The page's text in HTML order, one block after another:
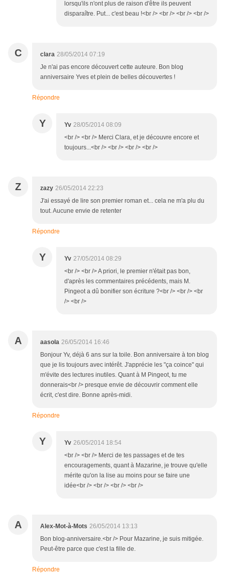
lorsqu'ils n'ont plus de raison d'être ils peuvent
disparaître. Put... c'est beau !<br /> <br /> <br /> <br />
C clara 28/05/2014 07:19
Je n'ai pas encore découvert cette auteure. Bon blog
anniversaire Yves et plein de belles découvertes !
Répondre
Y Yv 28/05/2014 08:09
<br /> <br /> Merci Clara, et je découvre encore et
toujours...<br /> <br /> <br /> <br />
Z zazy 26/05/2014 22:23
J'ai essayé de lire son premier roman et... cela ne m'a plu du
tout. Aucune envie de retenter
Répondre
Y Yv 27/05/2014 08:29
<br /> <br /> A priori, le premier n'était pas bon,
d'après les commentaires précédents, mais M.
Pingeot a dû bonifier son écriture ?<br /> <br /> <br
/> <br />
A aasola 26/05/2014 16:46
Bonjour Yv, déjà 6 ans sur la toile. Bon anniversaire à ton blog
que je lis toujours avec intérêt. J'apprécie les "ça coince" qui
m'évite des lectures inutiles. Quant à M Pingeot, tu me
donnerais<br /> presque envie de découvrir comment elle
écrit, c'est dire. Bonne après-midi.
Répondre
Y Yv 26/05/2014 18:54
<br /> <br /> Merci de tes passages et de tes
encouragements, quant à Mazarine, je trouve qu'elle
mérite qu'on la lise au moins pour se faire une
idée<br /> <br /> <br /> <br />
A Alex-Mot-à-Mots 26/05/2014 13:13
Bon blog-anniversaire.<br /> Pour Mazarine, je suis mitigée.
Peut-être parce que c'est la fille de.
Répondre